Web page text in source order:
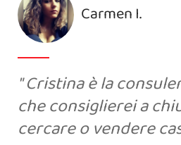
Carmen I.
Cristina è la
che consiglierei a
cercare o vendere